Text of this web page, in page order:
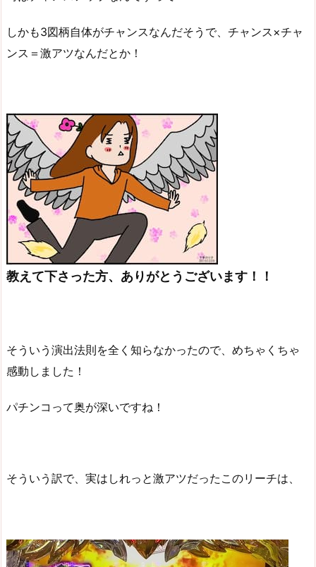
しかも3図柄自体がチャンスなんだそうで、チャンス×チャ
ンス＝激アツなんだとか！
教えて下さった方、ありがとうございます！！
そういう演出法則を全く知らなかったので、めちゃくちゃ
感動しました！
パチンコって奥が深いですね！
そういう訳で、実はしれっと激アツだったこのリーチは、